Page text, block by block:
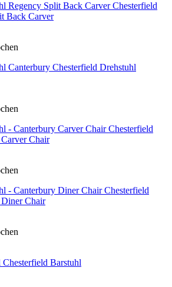
Chesterfield
Back Carver
Chesterfield Drehstuhl
Chesterfield
Chair
Chesterfield
Chair
Chesterfield Barstuhl